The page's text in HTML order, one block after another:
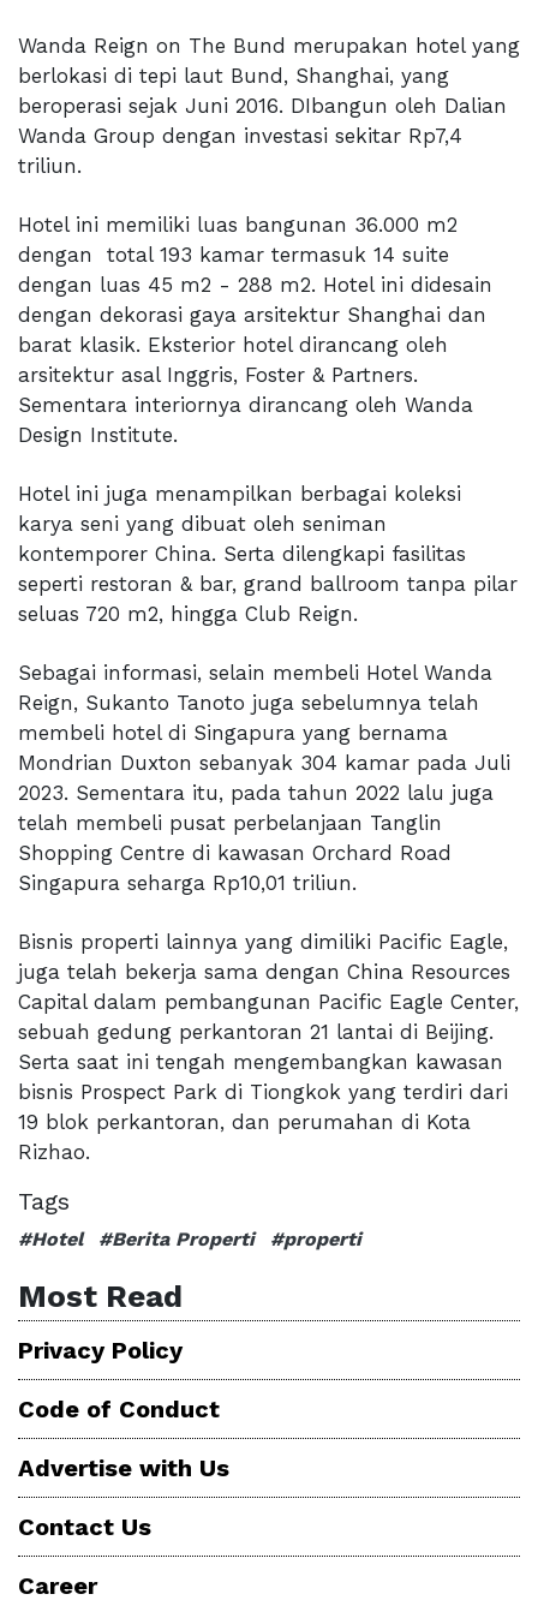
Wanda Reign on The Bund merupakan hotel yang
berlokasi di tepi laut Bund, Shanghai, yang
beroperasi sejak Juni 2016. DIbangun oleh Dalian
Wanda Group dengan investasi sekitar Rp7,4
triliun.
Hotel ini memiliki luas bangunan 36.000 m2
dengan total 193 kamar termasuk 14 suite
dengan luas 45 m2 - 288 m2. Hotel ini didesain
dengan dekorasi gaya arsitektur Shanghai dan
barat klasik. Eksterior hotel dirancang oleh
arsitektur asal Inggris, Foster & Partners.
Sementara interiornya dirancang oleh Wanda
Design Institute.
Hotel ini juga menampilkan berbagai koleksi
karya seni yang dibuat oleh seniman
kontemporer China. Serta dilengkapi fasilitas
seperti restoran & bar, grand ballroom tanpa pilar
seluas 720 m2, hingga Club Reign.
Sebagai informasi, selain membeli Hotel Wanda
Reign, Sukanto Tanoto juga sebelumnya telah
membeli hotel di Singapura yang bernama
Mondrian Duxton sebanyak 304 kamar pada Juli
2023. Sementara itu, pada tahun 2022 lalu juga
telah membeli pusat perbelanjaan Tanglin
Shopping Centre di kawasan Orchard Road
Singapura seharga Rp10,01 triliun.
Bisnis properti lainnya yang dimiliki Pacific Eagle,
juga telah bekerja sama dengan China Resources
Capital dalam pembangunan Pacific Eagle Center,
sebuah gedung perkantoran 21 lantai di Beijing.
Serta saat ini tengah mengembangkan kawasan
bisnis Prospect Park di Tiongkok yang terdiri dari
19 blok perkantoran, dan perumahan di Kota
Rizhao.
Tags
#Hotel #Berita Properti #properti
Most Read
Privacy Policy
Code of Conduct
Advertise with Us
Contact Us
Career